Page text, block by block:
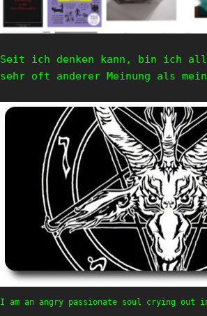
Seit ich denken kann, bin ich
sehr oft anderer Meinung als
I am an angry passionate soul crying